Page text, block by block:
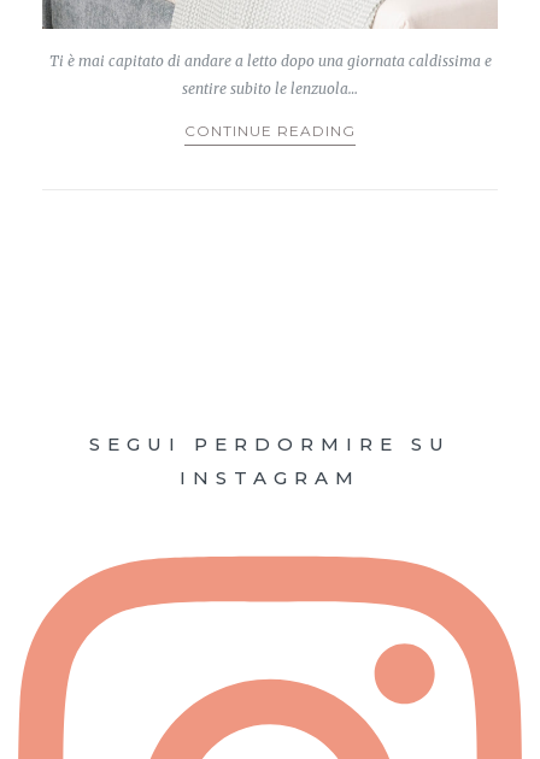
Ti è mai capitato di andare a letto dopo una giornata caldissima e
sentire subito le lenzuola…
CONTINUE READING
SEGUI PERDORMIRE SU
INSTAGRAM